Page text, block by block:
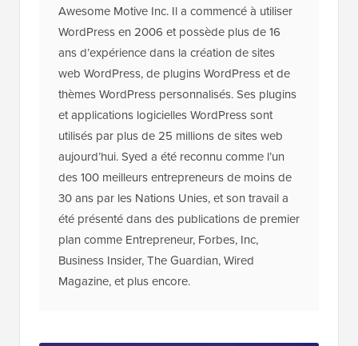
Awesome Motive Inc. Il a commencé à utiliser
WordPress en 2006 et possède plus de 16
ans d’expérience dans la création de sites
web WordPress, de plugins WordPress et de
thèmes WordPress personnalisés. Ses plugins
et applications logicielles WordPress sont
utilisés par plus de 25 millions de sites web
aujourd’hui. Syed a été reconnu comme l’un
des 100 meilleurs entrepreneurs de moins de
30 ans par les Nations Unies, et son travail a
été présenté dans des publications de premier
plan comme Entrepreneur, Forbes, Inc,
Business Insider, The Guardian, Wired
Magazine, et plus encore.